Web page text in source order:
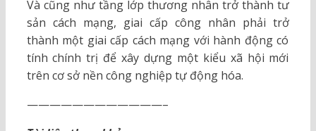
Và cũng như tầng lớp thương nhân trở thành tư
sản cách mạng, giai cấp công nhân phải trở
thành một giai cấp cách mạng với hành động có
tính chính trị để xây dựng một kiểu xã hội mới
trên cơ sở nền công nghiệp tự động hóa.
————————————–